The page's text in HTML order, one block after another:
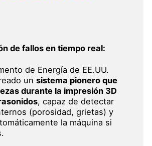
de fallos en tiempo real:
de Energía de EE.UU.
un sistema pionero que
durante la impresión 3D
, capaz de detectar
(porosidad, grietas) y
la máquina si